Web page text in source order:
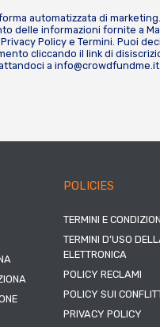
automatizzata di
delle informazioni fornite a
Privacy Policy e Termini. Puoi
cliccando il link di
a info@crowdfundme.it.
POLICIES
TERMINI E
TERMINI D’USO
ELETTRONICA
POLICY RECLAMI
POLICY SUI
PRIVACY POLICY